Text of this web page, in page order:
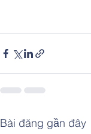
Bài đăng gần đây